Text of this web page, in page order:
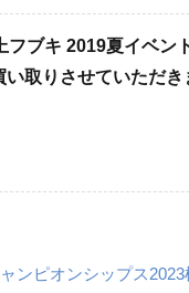
フブキ 2019夏イベ
取りさせていただ
ンピオンシップス